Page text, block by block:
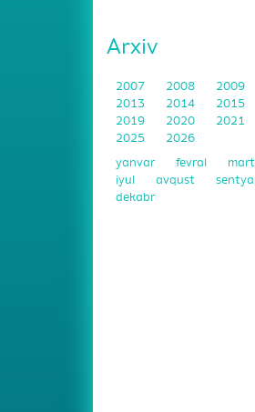
Arxiv
2007 2008 2009
2013
2014 2015
2019
2020 2021
2025
2026
yanvar fevral mart
iyul
avqust
dekabr